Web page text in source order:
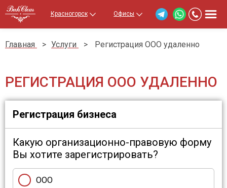
Красногорск Офисы
Главная > Услуги > Регистрация ООО удаленно
РЕГИСТРАЦИЯ ООО УДАЛЕННО
Регистрация бизнеса
Какую организационно-правовую форму
Вы хотите зарегистрировать?
ООО